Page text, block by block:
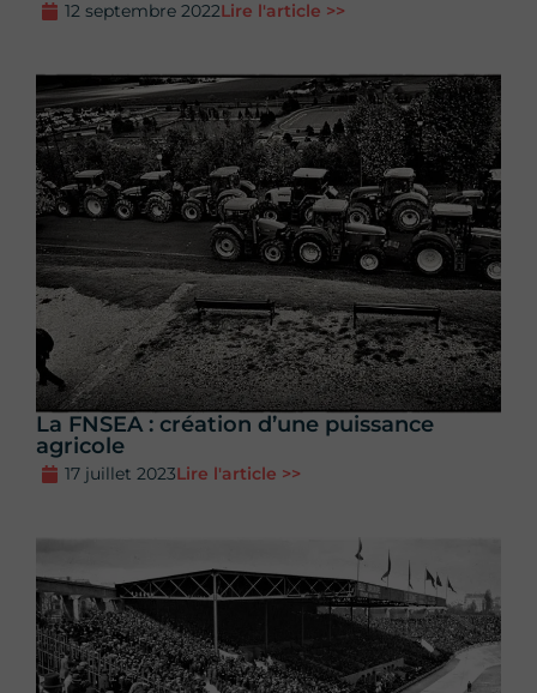
12 septembre 2022Lire l'article >>
La FNSEA : création d’une puissance
agricole
17 juillet 2023Lire l'article >>